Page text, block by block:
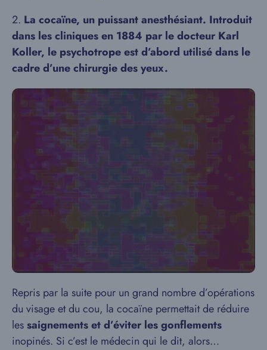
2. La cocaïne, un puissant anesthésiant. Introduit
dans les cliniques en 1884 par le docteur Karl
Koller, le psychotrope est d’abord utilisé dans le
cadre d’une chirurgie des yeux.
Repris par la suite pour un grand nombre d’opérations
du visage et du cou, la cocaïne permettait de réduire
lessaignements et d’éviter les gonflements
inopinés. Si c’est le médecin qui le dit, alors…